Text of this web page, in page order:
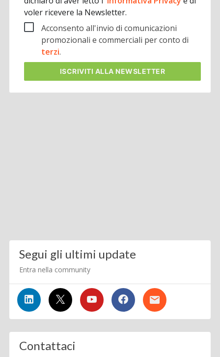
voler ricevere la Newsletter.
Acconsento all'invio di comunicazioni
promozionali e commerciali per conto di
terzi.
ISCRIVITI ALLA NEWSLETTER
Segui gli ultimi update
Entra nella community
Contattaci